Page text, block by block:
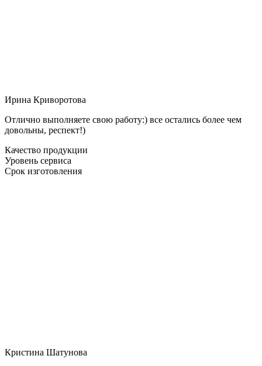
Ирина Криворотова
Отлично выполняете свою работу:) все остались более чем
довольны, респект!)
Качество продукции
Уровень сервиса
Срок изготовления
Кристина Шатунова